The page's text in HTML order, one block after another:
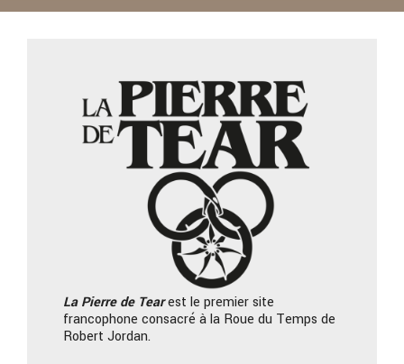
La Pierrede Tearest le premier site
francophone consacré à la Roue du Temps de
Robert Jordan.